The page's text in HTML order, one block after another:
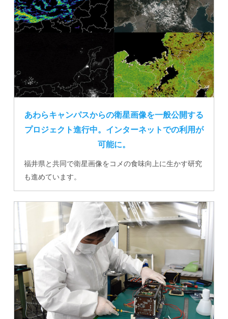
あわらキャンパスからの衛星画像を一般公開する
プロジェクト進行中。インターネットでの利用が
可能に。
福井県と共同で衛星画像をコメの食味向上に生かす研究
も進めています。